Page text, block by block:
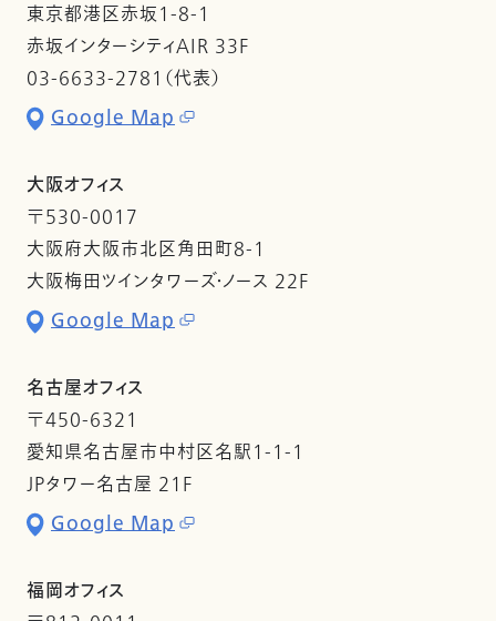
東京都港区赤坂1-8-1
赤坂インターシティAIR 33F
03-6633-2781（代表）
Google Map
大阪オフィス
〒530-0017
大阪府大阪市北区角田町8-1
大阪梅田ツインタワーズ・ノース 22F
Google Map
名古屋オフィス
〒450-6321
愛知県名古屋市中村区名駅1-1-1
JPタワー名古屋 21F
Google Map
福岡オフィス